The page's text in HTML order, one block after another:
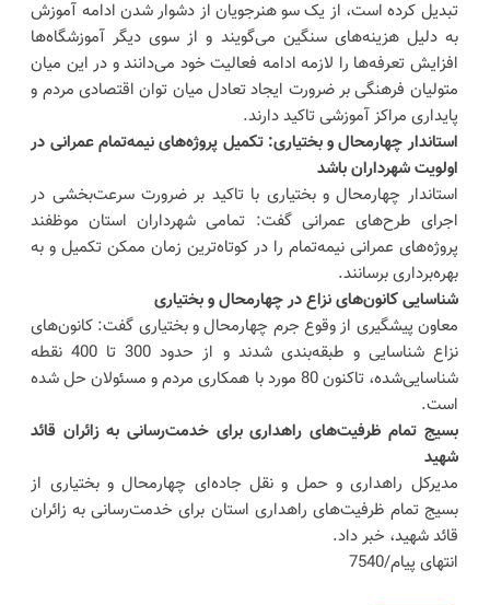
تبدیل کرده است، از یک سو هنرجویان از دشوار شدن ادامه آموزش
به دلیل هزینه‌های سنگین می‌گویند و از سوی دیگر آموزشگاه‌ها
افزایش تعرفه‌ها را لازمه ادامه فعالیت خود می‌دانند و در این میان
متولیان فرهنگی بر ضرورت ایجاد تعادل میان توان اقتصادی مردم و
پایداری مراکز آموزشی تاکید دارند.
استاندار چهارمحال و بختیاری: تکمیل پروژه‌های نیمه‌تمام عمرانی در
اولویت شهرداران باشد
استاندار چهارمحال و بختیاری با تاکید بر ضرورت سرعت‌بخشی در
اجرای طرح‌های عمرانی گفت: تمامی شهرداران استان موظفند
پروژه‌های عمرانی نیمه‌تمام را در کوتاه‌ترین زمان ممکن تکمیل و به
بهره‌برداری برسانند.
شناسایی کانون‌های نزاع در چهارمحال و بختیاری
معاون پیشگیری از وقوع جرم چهارمحال و بختیاری گفت: کانون‌های
نزاع شناسایی و طبقه‌بندی شدند و از حدود 300 تا 400 نقطه
شناسایی‌شده، تاکنون 80 مورد با همکاری مردم و مسئولان حل شده
است.
بسیج تمام ظرفیت‌های راهداری برای خدمت‌رسانی به زائران قائد
شهید
مدیرکل راهداری و حمل و نقل جاده‌ای چهارمحال و بختیاری از
بسیج تمام ظرفیت‌های راهداری استان برای خدمت‌رسانی به زائران
قائد شهید، خبر داد.
انتهای پیام/7540